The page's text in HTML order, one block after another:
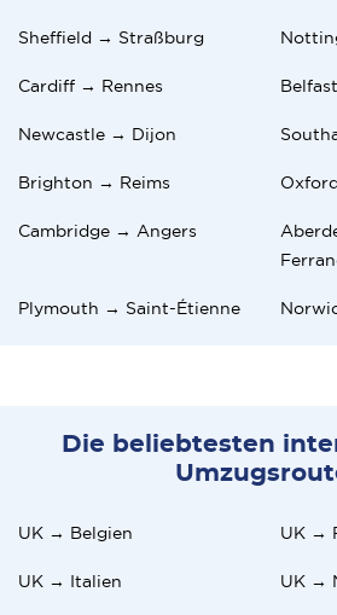
Sheffield → Straßburg
Cardiff → Rennes
Newcastle → Dijon
Brighton → Reims
Cambridge → Angers
Plymouth → Saint-Étienne
Die beliebtesten
UK → Belgien UK →
UK → Italien UK →